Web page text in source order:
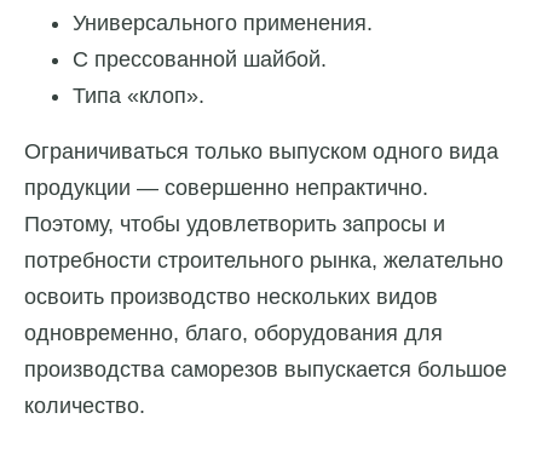
Универсального применения.
С прессованной шайбой.
Типа «клоп».
Ограничиваться только выпуском одного вида
продукции — совершенно непрактично.
Поэтому, чтобы удовлетворить запросы и
потребности строительного рынка, желательно
освоить производство нескольких видов
одновременно, благо, оборудования для
производства саморезов выпускается большое
количество.